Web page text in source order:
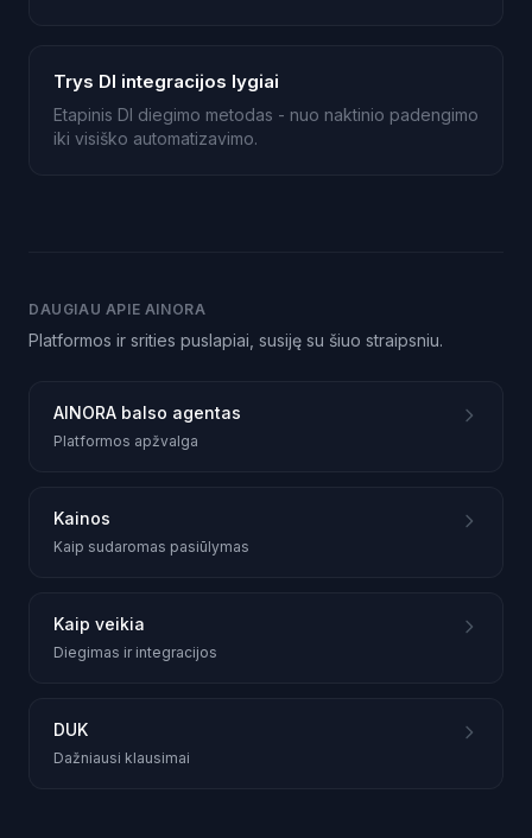
Trys DI integracijos lygiai
Etapinis DI diegimo metodas - nuo naktinio padengimo
iki visiško automatizavimo.
DAUGIAU APIE AINORA
Platformos ir srities puslapiai, susiję su šiuo straipsniu.
AINORA balso agentas
Platformos apžvalga
Kainos
Kaip sudaromas pasiūlymas
Kaip veikia
Diegimas ir integracijos
DUK
Dažniausi klausimai